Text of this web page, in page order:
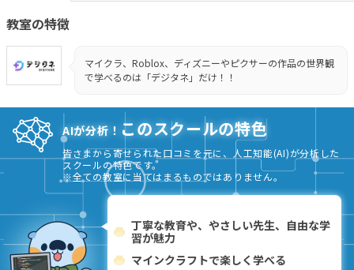
教室の特徴
マイクラ、Roblox、ディズニーやピクサーの作品の世界観
で学べるのは「デジタネ」だけ！！
AIが分析！ このスクールの特色
皆さまから寄せられた口コミを元に、人工知能(AI)が分析した
スクールの特色です。
※全ての教室に当てはまるものではありません。
丁寧な教育や、やさしい先生、自由な学
習が魅力
マインクラフトで楽しく学べる